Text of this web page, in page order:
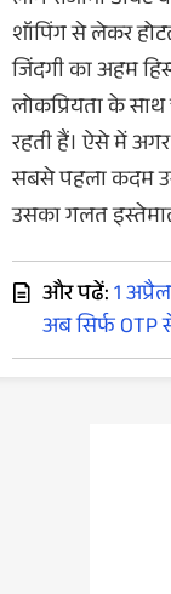
शॉपिंग से लेकर
जिंदगी का अहम
लोकप्रियता के
रहती हैं। ऐसे में
सबसे पहला कदम
उसका गलत
और पढें:1
अब सिर्फ